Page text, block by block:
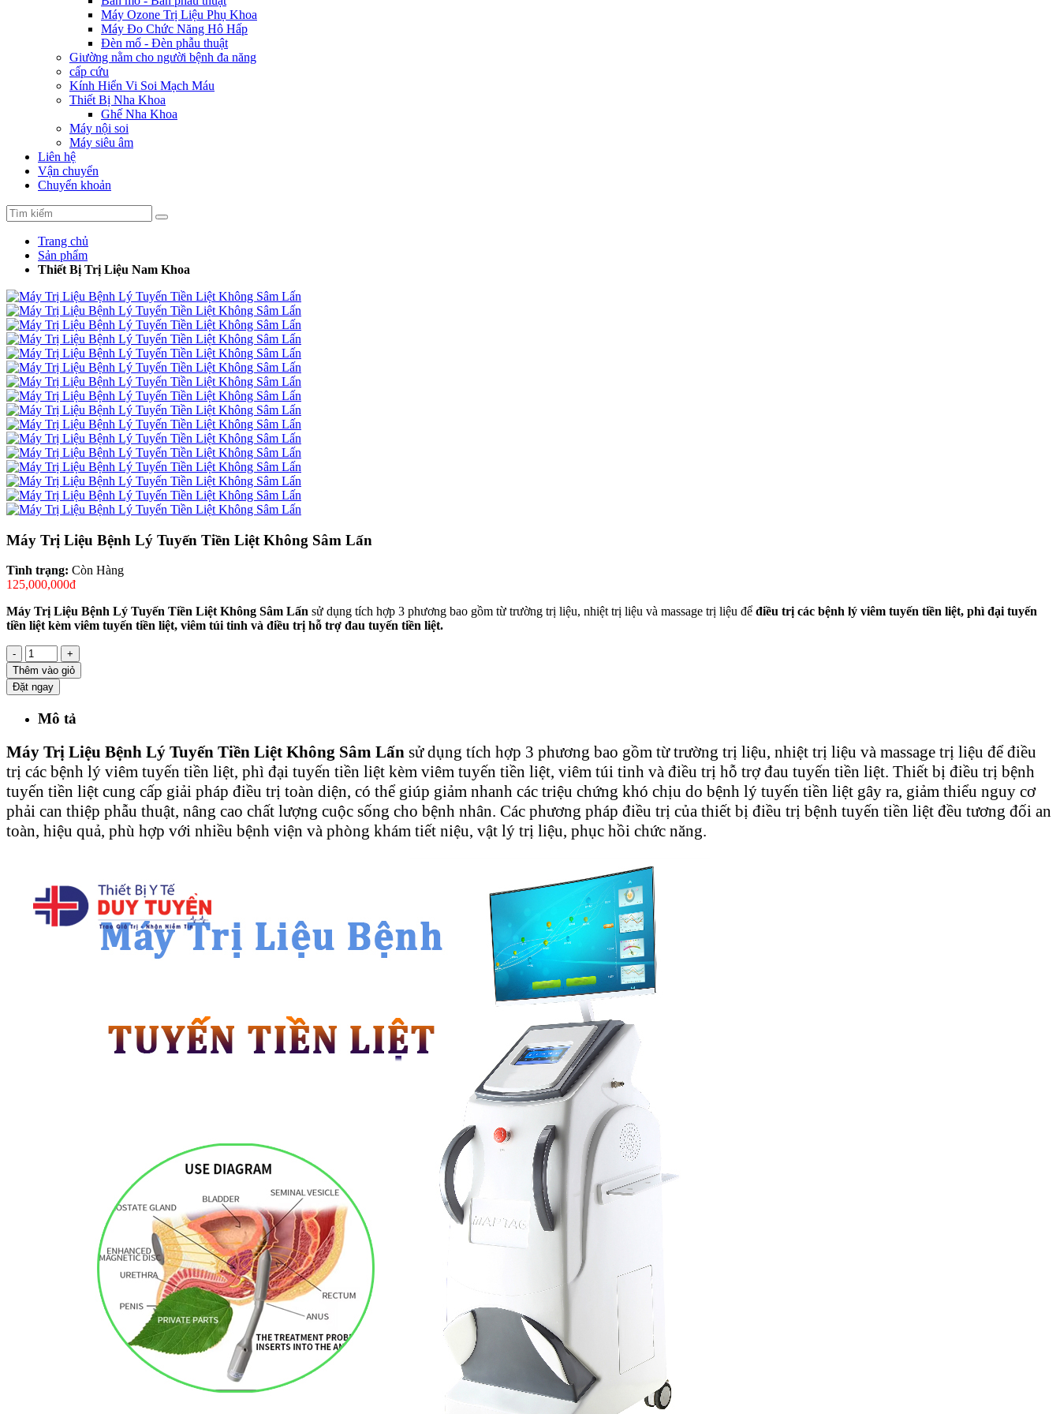
Máy Ozone Trị Liệu Phụ Khoa
Máy Đo Chức Năng Hô Hấp
Đèn mổ - Đèn phẫu thuật
Giường nằm cho người bệnh đa năng
cấp cứu
Kính Hiển Vi Soi Mạch Máu
Thiết Bị Nha Khoa
Ghế Nha Khoa
Máy nội soi
Máy siêu âm
Liên hệ
Vận chuyển
Chuyển khoản
Trang chủ
Sản phẩm
Thiết Bị Trị Liệu Nam Khoa
Máy Trị Liệu Bệnh Lý Tuyến Tiền Liệt Không Sâm Lấn
Tình trạng: Còn Hàng
125,000,000đ
Máy Trị Liệu Bệnh Lý Tuyến Tiền Liệt Không Sâm Lấn sử dụng tích hợp 3 phương bao gồm từ trường trị liệu, nhiệt trị liệu và massage trị liệu để điều trị các bệnh lý viêm tuyến tiền liệt, phì đại tuyến
tiền liệt kèm viêm tuyến tiền liệt, viêm túi tinh và điều trị hỗ trợ đau tuyến tiền liệt.
-
+
Thêm vào giỏ
Đặt ngay
Mô tả
Máy Trị Liệu Bệnh Lý Tuyến Tiền Liệt Không Sâm Lấn sử dụng tích hợp 3 phương bao gồm từ trường trị liệu, nhiệt trị liệu và massage trị liệu để điều
trị các bệnh lý viêm tuyến tiền liệt, phì đại tuyến tiền liệt kèm viêm tuyến tiền liệt, viêm túi tinh và điều trị hỗ trợ đau tuyến tiền liệt. Thiết bị điều trị bệnh
tuyến tiền liệt cung cấp giải pháp điều trị toàn diện, có thể giúp giảm nhanh các triệu chứng khó chịu do bệnh lý tuyến tiền liệt gây ra, giảm thiểu nguy cơ
phải can thiệp phẫu thuật, nâng cao chất lượng cuộc sống cho bệnh nhân. Các phương pháp điều trị của thiết bị điều trị bệnh tuyến tiền liệt đều tương đối an
toàn, hiệu quả, phù hợp với nhiều bệnh viện và phòng khám tiết niệu, vật lý trị liệu, phục hồi chức năng.